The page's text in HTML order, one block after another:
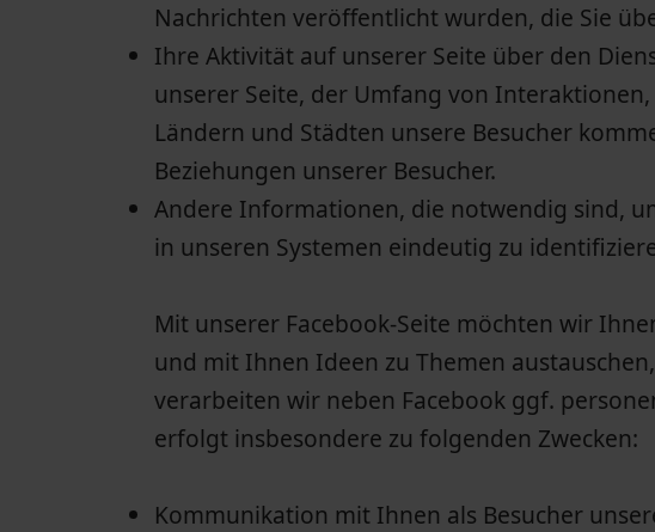
Nachrichten veröffentlicht wurden, die Sie
Ihre Aktivität auf unserer Seite über den
unserer Seite, der Umfang von
Ländern und Städten unsere Besucher
Beziehungen unserer Besucher.
Andere Informationen, die notwendig sind,
in unseren Systemen eindeutig zu
Mit unserer Facebook-Seite möchten wir
und mit Ihnen Ideen zu Themen
verarbeiten wir neben Facebook ggf.
erfolgt insbesondere zu folgenden Zwecken:
Kommunikation mit Ihnen als Besucher